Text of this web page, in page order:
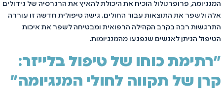
המנגיומה, פרופרנולול הוכיח את היכולת להאיץ את הרגרסיה של גידולים
אלה ולשפר את התוצאות עבור החולים. גישה טיפולית חדשה זו עוררה
התרגשות רבה בקרב הקהילה הרפואית ומבטיחה לשפר את איכות
הטיפול הניתן לאנשים שנפגעו מהמנגיומות.
"רתימת כוחו של טיפול בלייזר:
קרן של תקווה לחולי המנגיומה"